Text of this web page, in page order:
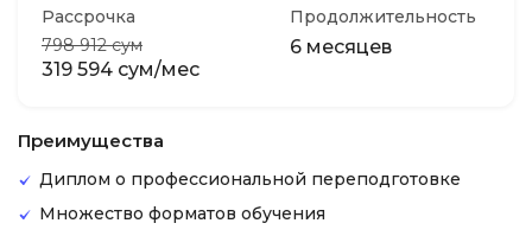
Рассрочка
798 912 сум
319 594 сум/мес
Продолжительность
6 месяцев
Преимущества
Диплом о профессиональной переподготовке
Множество форматов обучения